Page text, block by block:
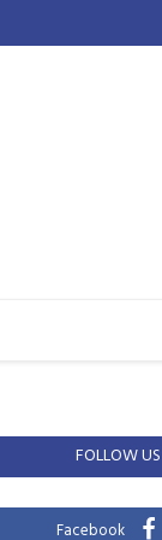
FOLLOW US
Facebook